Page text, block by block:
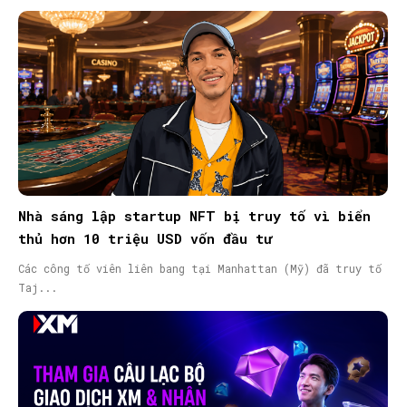
Nhà sáng lập startup NFT bị truy tố vì biển
thủ hơn 10 triệu USD vốn đầu tư
Các công tố viên liên bang tại Manhattan (Mỹ) đã truy tố
Taj...